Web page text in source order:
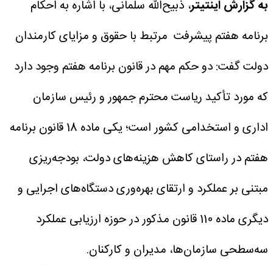
به گزارش اینتیتر، ذبیح‌الله سلمانی، با اشاره به احکام
برنامه هفتم پیشرفت مرتبط با حقوق و مزایای کارمندان
دولت گفت: دو حکم مهم در قانون برنامه هفتم وجود دارد
که مورد تأکید ریاست محترم جمهور و رئیس سازمان
اداری و استخدامی کشور است؛ یکی ماده 18 قانون برنامه
هفتم در راستای کاهش هزینه‌های دولت، بودجه‌ریزی
مبتنی بر عملکرد و ارتقای بهره‌وری دستگاه‌های اجرایی و
دیگری ماده 110 قانون مذکور در حوزه ارزیابی عملکرد
سه‌سطحی سازمان‌ها، مدیران و کارکنان.